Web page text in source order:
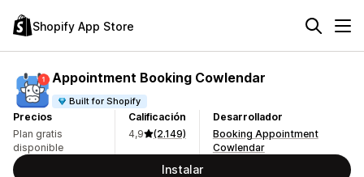
Shopify App Store
Appointment Booking Cowlendar
Built for Shopify
Precios
Plan gratis
disponible
Calificación
4,9
(2.149)
Desarrollador
Booking Appointment
Cowlendar
Instalar